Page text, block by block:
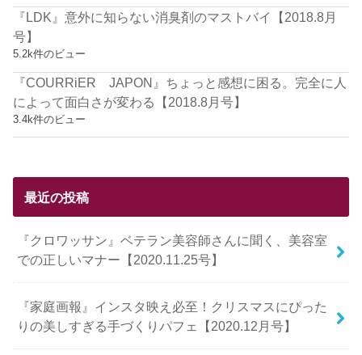
『LDK』意外に知らない消臭剤のマストバイ【2018.8月
号】
5.2k件のビュー
『COURRiER JAPON』ちょっと感想に困る。完全に人
によって面白さが変わる【2018.8月号】
3.4k件のビュー
最近の投稿
『クロワッサン』ベテラン美容師さんに聞く、美容室
での正しいマナー【2020.11.25号】
『家庭画報』インスタ映え必至！クリスマスにぴった
りの美しすぎる手づくりパフェ【2020.12月号】